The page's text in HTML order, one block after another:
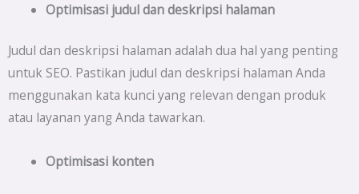
Optimisasi judul dan deskripsi halaman
Judul dan deskripsi halaman adalah dua hal yang penting
untuk SEO. Pastikan judul dan deskripsi halaman Anda
menggunakan kata kunci yang relevan dengan produk
atau layanan yang Anda tawarkan.
Optimisasi konten